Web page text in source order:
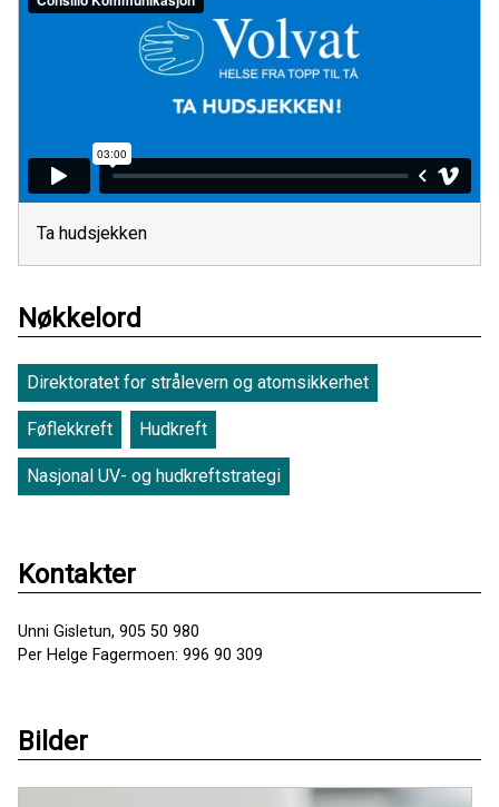
Ta hudsjekken
Nøkkelord
Direktoratet for strålevern og atomsikkerhet
Føflekkreft Hudkreft
Nasjonal UV- og hudkreftstrategi
Kontakter
Unni Gisletun, 905 50 980
Per Helge Fagermoen: 996 90 309
Bilder